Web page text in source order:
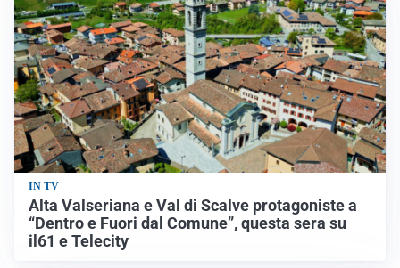
IN TV
Alta Valseriana e Val di Scalve protagoniste a
“Dentro e Fuori dal Comune”, questa sera su
il61 e Telecity